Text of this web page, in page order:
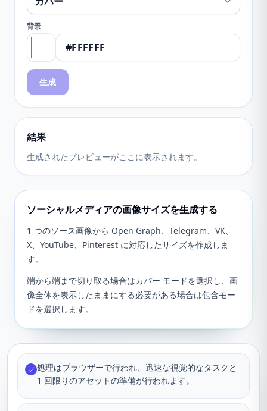
背景
生成
結果
生成されたプレビューがここに表示されます。
ソーシャルメディアの画像サイズを生成する
1 つのソース画像から Open Graph、Telegram、VK、
X、YouTube、Pinterest に対応したサイズを作成しま
す。
端から端まで切り取る場合はカバー モードを選択し、画
像全体を表示したままにする必要がある場合は包含モー
ドを選択します。
✓ 処理はブラウザーで行われ、迅速な視覚的なタスクと
1 回限りのアセットの準備が行われます。